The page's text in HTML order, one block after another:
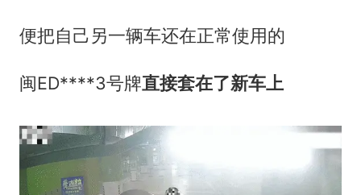
便把自己另一辆车还在正常使用的
闽ED****3号牌直接套在了新车上